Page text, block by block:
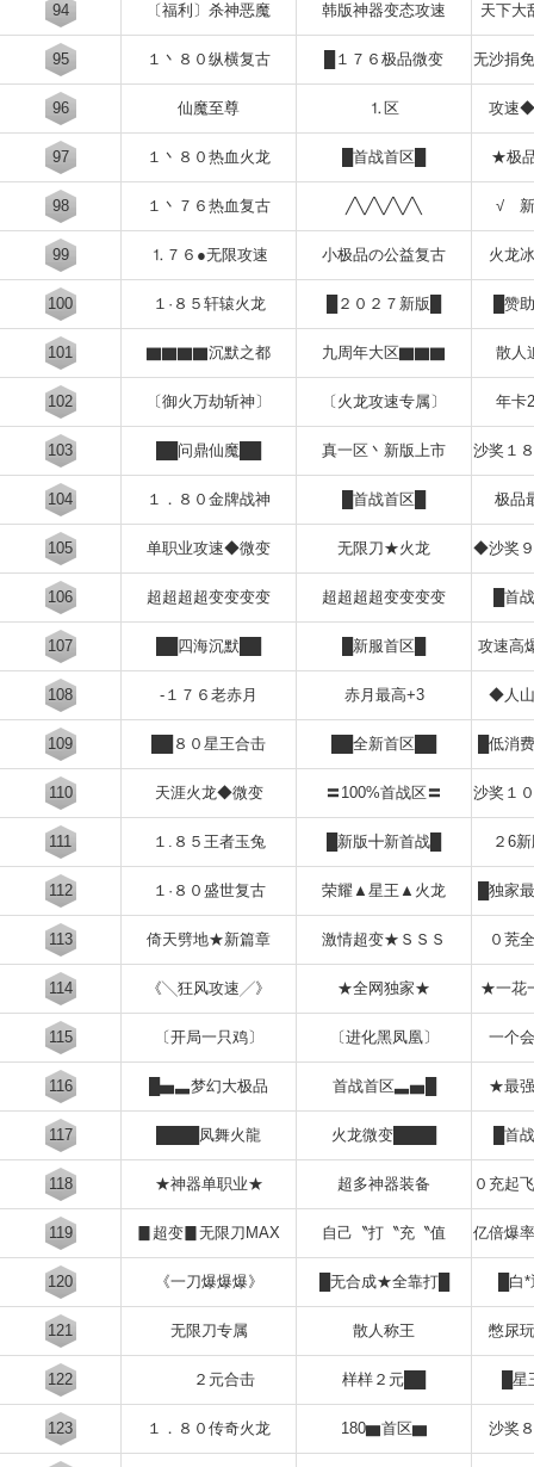
94 〔福利〕杀神恶魔 韩版神器变态攻速 天下大
95 １丶８０纵横复古 █１７６极品微变 无沙捐
96 仙魔至尊 ⒈区 攻速
97 １丶８０热血火龙 █首战首区█ ★极
98 １丶７６热血复古 ╱╲╱╲╱╲╱╲ √
99 ⒈７６●无限攻速 小极品の公益复古 火龙
100 １·８５轩辕火龙 █２０２７新版█ █赞
101 ▇▇▇▇沉默之都 九周年大区▇▇▇ 散人
102 〔御火万劫斩神〕 〔火龙攻速专属〕 年卡
103 ██问鼎仙魔██ 真一区丶新版上市 沙奖１
104 １．８０金牌战神 █首战首区█ 极品
105 单职业攻速◆微变 无限刀★火龙 ◆沙奖
106 超超超超变变变变 超超超超变变变变 █首
107 ██四海沉默██ █新服首区█ 攻速高
108 -１７６老赤月 赤月最高+3 ◆人
109 ██８０星王合击 ██全新首区██ █低消
110 天涯火龙◆微变 〓100%首战区〓 沙奖１
111 １.８５王者玉兔 █新版╋新首战█ ２6
112 １·８０盛世复古 荣耀▲星王▲火龙 █独家
113 倚天劈地★新篇章 激情超变★ＳＳＳ ０茺
114 《╲狂风攻速╱》 ★全网独家★ ★一花
115 〔开局一只鸡〕 〔进化黑凤凰〕 一个
116 █▅▃梦幻大极品 首战首区▃▅█ ★最
117 ████凤舞火龍 火龙微变████ █首
118 ★神器单职业★ 超多神器装备 ０充起
119 ▊超变▊无限刀MAX 自己〝打〝充〝值 亿倍爆
120 《一刀爆爆爆》 █无合成★全靠打█ █白
121 无限刀专属 散人称王 憋尿
122 ２元合击 样样２元██ █
123 １．８０传奇火龙 180▆首区▆ 沙奖